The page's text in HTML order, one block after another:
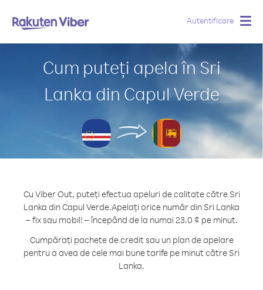
Autentificare
Cum puteți apela în Sri
Lanka din Capul Verde
Cu Viber Out, puteți efectua apeluri de calitate către Sri
Lanka din Capul Verde.Apelați orice număr din Sri Lanka
– fix sau mobil! – începând de la numai 23.0 ¢ pe minut.
Cumpărați pachete de credit sau un plan de apelare
pentru a avea de cele mai bune tarife pe minut către Sri
Lanka.